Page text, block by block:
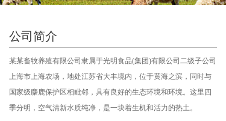
a
公司简介
某某畜牧养殖有限公司隶属于光明食品(集团)有限公司二级子公司
上海市上海农场，地处江苏省大丰境内，位于黄海之滨，同时与
国家级麋鹿保护区相毗邻，具有良好的生态环境和环境。这里四
季分明，空气清新水质纯净，是一块着生机和活力的热土。